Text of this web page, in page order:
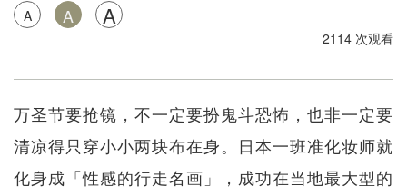
A A A
2114 次观看
万圣节要抢镜，不一定要扮鬼斗恐怖，也非一定要
清凉得只穿小小两块布在身。日本一班准化妆师就
化身成「性感的行走名画」，成功在当地最大型的